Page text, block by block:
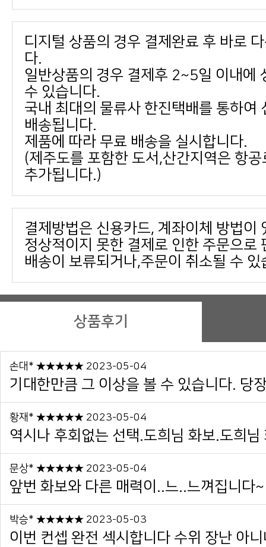
다.
수 있습니다.
배송됩니다.
제품에 따라 무료 배송을 실시합니다.
추가됩니다.)
결제방법은 신용카드, 계좌이체 방법이
배송이 보류되거나,주문이 취소될 수 있
상품후기
손대* ★★★★★ 2023-05-04
기대한만큼 그 이상을 볼 수 있습니다. 당
황재* ★★★★★ 2023-05-04
역시나 후회없는 선택.도희님 화보.도희님
문상* ★★★★★ 2023-05-04
앞번 화보와 다른 매력이..느..느껴집니다~
박승* ★★★★★ 2023-05-03
이번 컨셉 완전 섹시합니다 수위 장난 아